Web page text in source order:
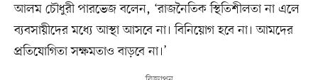
আলম চৌধুরী পারভেজ বলেন, ‘রাজনৈতিক স্থিতিশীলতা না এলে
ব্যবসায়ীদের মধ্যে আস্থা আসবে না। বিনিয়োগ হবে না। আমদের
প্রতিযোগিতা সক্ষমতাও বাড়বে না।’